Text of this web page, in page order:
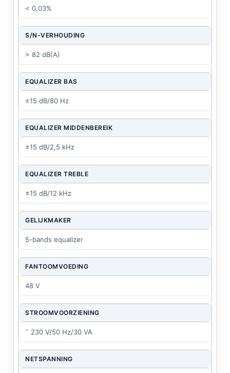
< 0,03%
S/N-VERHOUDING
> 82 dB(A)
EQUALIZER BAS
±15 dB/80 Hz
EQUALIZER MIDDENBEREIK
±15 dB/2,5 kHz
EQUALIZER TREBLE
±15 dB/12 kHz
GELIJKMAKER
5-bands equalizer
FANTOOMVOEDING
48 V
STROOMVOORZIENING
˜ 230 V/50 Hz/30 VA
NETSPANNING